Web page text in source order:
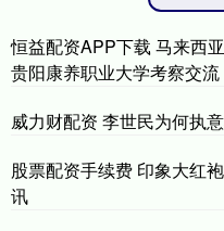
恒益配资APP下载 马来西
贵阳康养职业大学考察交流
威力财配资 李世民为何执
股票配资手续费 印象大红
讯